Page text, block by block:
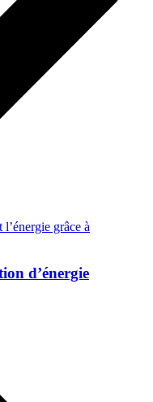
grâce à
d’énergie